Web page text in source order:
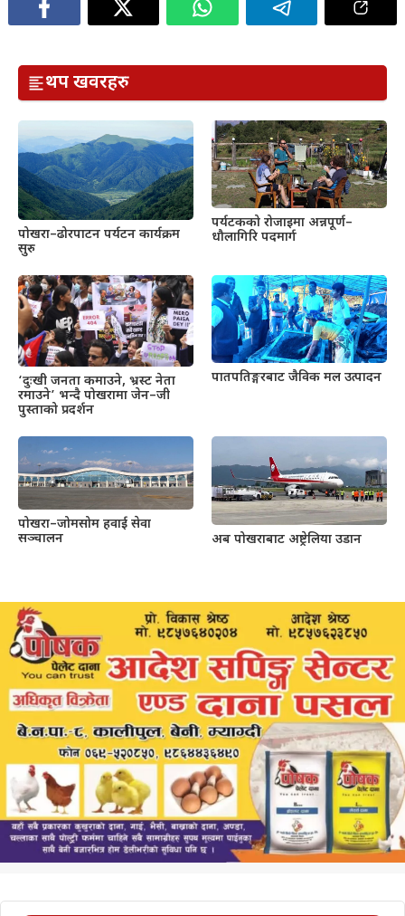
थप खवरहरु
पोखरा–ढोरपाटन पर्यटन कार्यक्रम
सुरु
पर्यटकको रोजाइमा अन्नपूर्ण–
धौलागिरि पदमार्ग
‘दुःखी जनता कमाउने, भ्रस्ट नेता
रमाउने’ भन्दै पोखरामा जेन–जी
पुस्ताको प्रदर्शन
पातपतिङ्गरबाट जैविक मल उत्पादन
पोखरा–जोमसोम हवाई सेवा
सञ्चालन
अब पोखराबाट अष्ट्रेलिया उडान